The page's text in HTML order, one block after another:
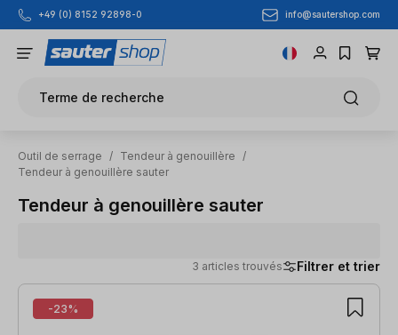
Passer au contenu principal
+49 (0) 8152 92898-0 info@sautershop.com
Terme de recherche
Outil de serrage / Tendeur à genouillère
/
Tendeur à genouillère sauter
Tendeur à genouillère sauter
3 articles trouvés Filtrer et trier
3 articles trouvés
-23%